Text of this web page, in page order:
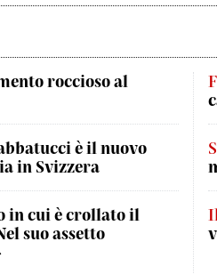
roccioso al
è il nuovo
in Svizzera
in cui è crollato il
suo assetto